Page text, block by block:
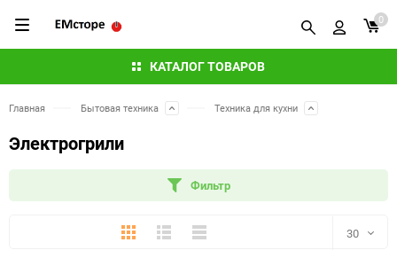
КАТАЛОГ ТОВАРОВ
0
Главная Бытовая техника Техника для кухни
Электрогрили
Фильтр
ПлиткаПодробноКомпактно 30